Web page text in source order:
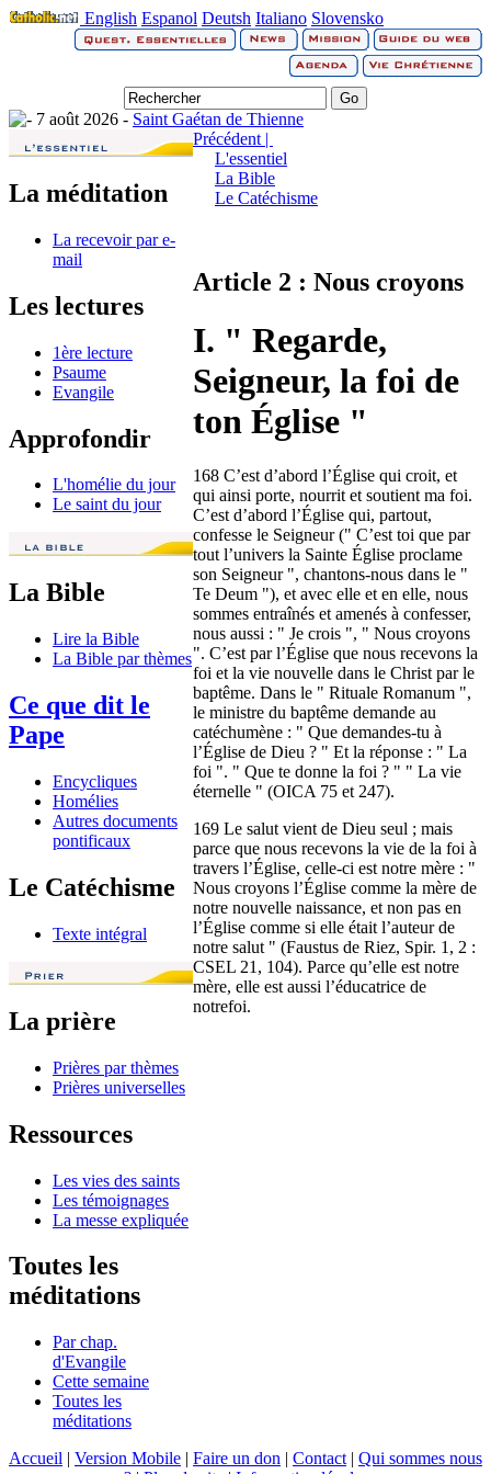
English Espanol Deutsh Italiano Slovensko
7 août 2026 - Saint Gaétan de Thienne
La méditation
La recevoir par e-
mail
Les lectures
1ère lecture
Psaume
Evangile
Approfondir
L'homélie du jour
Le saint du jour
La Bible
Lire la Bible
La Bible par thèmes
Ce que dit le
Pape
Encycliques
Homélies
Autres documents
pontificaux
Le Catéchisme
Texte intégral
La prière
Prières par thèmes
Prières universelles
Ressources
Les vies des saints
Les témoignages
La messe expliquée
Toutes les
méditations
Par chap.
d'Evangile
Cette semaine
Toutes les
méditations
Précédent |
L'essentiel
La Bible
Le Catéchisme
Article 2 : Nous croyons
I. " Regarde,
Seigneur, la foi de
ton Église "
168 C’est d’abord l’Église qui croit, et
qui ainsi porte, nourrit et soutient ma foi.
C’est d’abord l’Église qui, partout,
confesse le Seigneur (" C’est toi que par
tout l’univers la Sainte Église proclame
son Seigneur ", chantons-nous dans le "
Te Deum "), et avec elle et en elle, nous
sommes entraînés et amenés à confesser,
nous aussi : " Je crois ", " Nous croyons
". C’est par l’Église que nous recevons la
foi et la vie nouvelle dans le Christ par le
baptême. Dans le " Rituale Romanum ",
le ministre du baptême demande au
catéchumène : " Que demandes-tu à
l’Église de Dieu ? " Et la réponse : " La
foi ". " Que te donne la foi ? " " La vie
éternelle " (OICA 75 et 247).
169 Le salut vient de Dieu seul ; mais
parce que nous recevons la vie de la foi à
travers l’Église, celle-ci est notre mère : "
Nous croyons l’Église comme la mère de
notre nouvelle naissance, et non pas en
l’Église comme si elle était l’auteur de
notre salut " (Faustus de Riez, Spir. 1, 2 :
CSEL 21, 104). Parce qu’elle est notre
mère, elle est aussi l’éducatrice de
notrefoi.
Accueil | Version Mobile | Faire un don | Contact | Qui sommes nous